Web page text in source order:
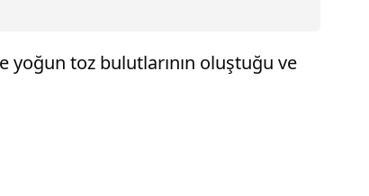
yoğun toz bulutlarının oluştuğu ve